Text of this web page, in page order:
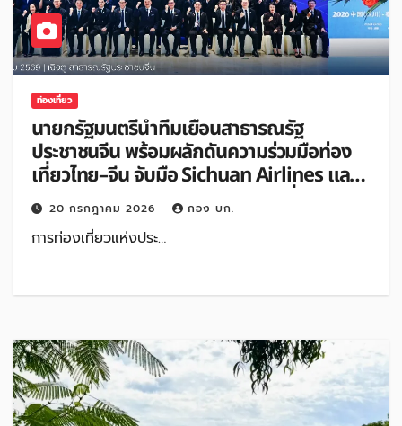
ท่องเที่ยว
นายกรัฐมนตรีนำทีมเยือนสาธารณรัฐ
ประชาชนจีน พร้อมผลักดันความร่วมมือท่อง
เที่ยวไทย–จีน จับมือ Sichuan Airlines และ
Meituan ขยายโอกาสดึงนักท่องเที่ยวจีน
ตะวันตกสู่ประเทศไทย
20 กรกฎาคม 2026 กอง บก.
การท่องเที่ยวแห่งประ…